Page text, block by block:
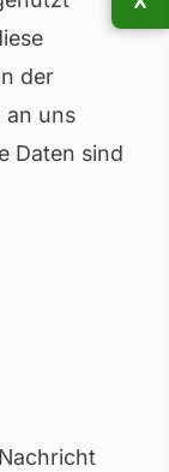
der
an uns
Daten sind